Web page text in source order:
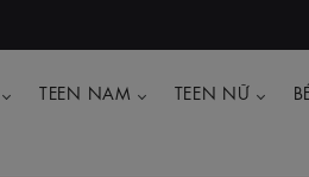
TEEN NAM TEEN NỮ